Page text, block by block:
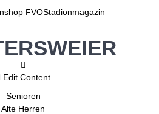
FVOStadionmagazin
Edit Content
Senioren
Alte Herren